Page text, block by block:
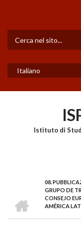
principale
Select
your
Istituto di
BRICIOLE
DI
PANE
08.
GRUPO DE
CONSEJO
AMÉRICA